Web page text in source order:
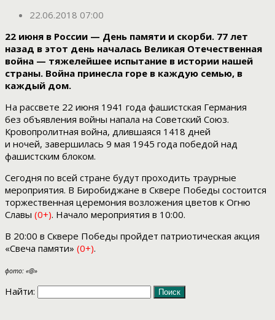
22.06.2018 07:00
22 июня в России — День памяти и скорби. 77 лет
назад в этот день началась Великая Отечественная
война — тяжелейшее испытание в истории нашей
страны. Война принесла горе в каждую семью, в
каждый дом.
На рассвете 22 июня 1941 года фашистская Германия
без объявления войны напала на Советский Союз.
Кровопролитная война, длившаяся 1418 дней
и ночей, завершилась 9 мая 1945 года победой над
фашистским блоком.
Сегодня по всей стране будут проходить траурные
мероприятия. В Биробиджане в Сквере Победы состоится
торжественная церемония возложения цветов к Огню
Славы (0+). Начало мероприятия в 10:00.
В 20:00 в Сквере Победы пройдет патриотическая акция
«Свеча памяти» (0+).
фото: «@»
Найти: